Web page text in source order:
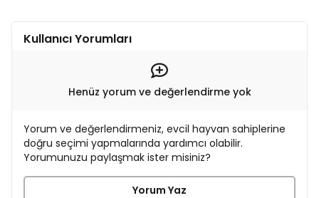
Kullanıcı Yorumları
Henüz yorum ve değerlendirme yok
Yorum ve değerlendirmeniz, evcil hayvan sahiplerine
doğru seçimi yapmalarında yardımcı olabilir.
Yorumunuzu paylaşmak ister misiniz?
Yorum Yaz